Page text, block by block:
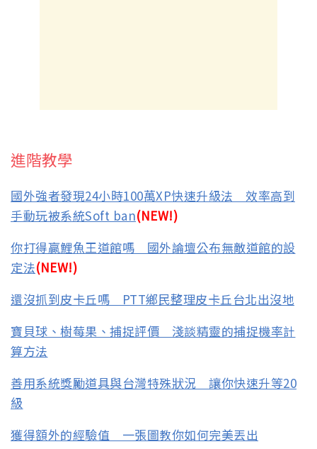
進階教學
國外強者發現24小時100萬XP快速升級法 效率高到
手動玩被系統Soft ban(NEW!)
你打得贏鯉魚王道館嗎 國外論壇公布無敵道館的設
定法(NEW!)
還沒抓到皮卡丘嗎 PTT鄉民整理皮卡丘台北出沒地
寶貝球、樹莓果、捕捉評價 淺談精靈的捕捉機率計
算方法
善用系統獎勵道具與台灣特殊狀況 讓你快速升等20
級
獲得額外的經驗值 一張圖教你如何完美丟出